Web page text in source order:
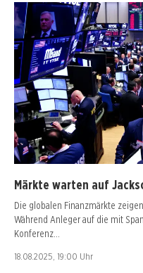
Märkte warten auf
Die globalen Finanzmärkte
Während Anleger auf die mit
Konferenz…
18.08.2025, 19:00 Uhr